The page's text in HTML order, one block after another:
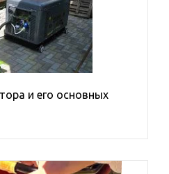
В
на расстоянии 7 м, дБ(A)
и его основных